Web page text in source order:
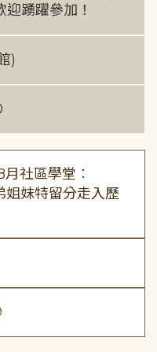
踴躍參加！
)
月社區學堂︰
妹特留分走入歷